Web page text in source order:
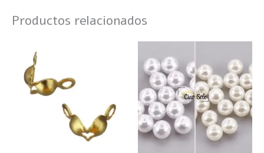
Productos relacionados
producto
tiene
Las
opciones